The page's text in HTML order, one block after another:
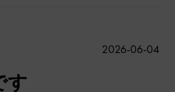
す
公
2026-06-04